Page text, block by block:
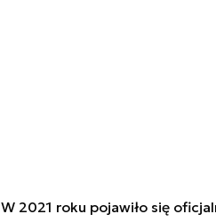
W 2021 roku pojawiło się